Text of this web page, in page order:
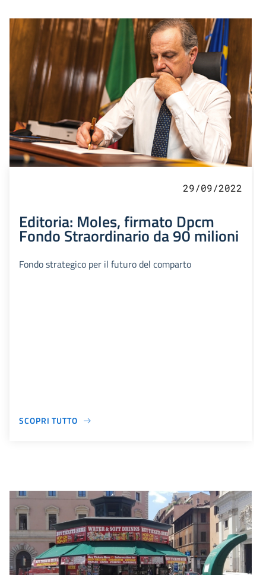
29/09/2022
Editoria: Moles, firmato Dpcm
Fondo Straordinario da 90 milioni
Fondo strategico per il futuro del comparto
SCOPRI TUTTO